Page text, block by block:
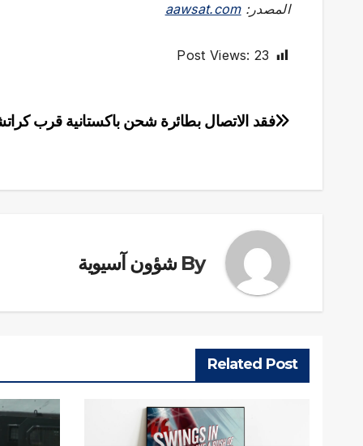
المصدر:aawsat.com
Post Views: 23
تصفّح
فقد الاتصال بطائرة شحن باكستانية قرب
By شؤون آسيوية
Related Post